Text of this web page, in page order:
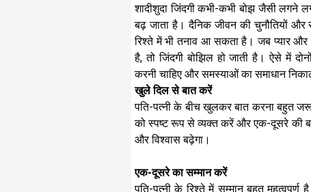
शादीशुदा जिंदगी कभी-कभी बोझ जैसी लगने
बढ़ जाता है। दैनिक जीवन की चुनौतियों
रिश्ते में भी तनाव आ सकता है। जब प्यार
है, तो जिंदगी बोझिल हो जाती है। ऐसे में
करनी चाहिए और समस्याओं का समाधान
खुले दिल से बात करें
पति-पत्नी के बीच खुलकर बात करना बहुत
को स्पष्ट रूप से व्यक्त करें और एक-दूसरे की
और विश्वास बढ़ेगा।
एक-दूसरे का सम्मान करें
पति-पत्नी के रिश्ते में सम्मान बहुत महत्वपूर्ण